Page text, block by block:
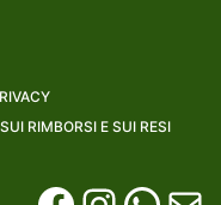
RIMBORSI E SUI RESI